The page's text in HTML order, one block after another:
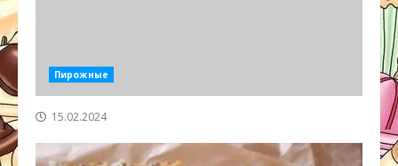
Пирожные
15.02.2024